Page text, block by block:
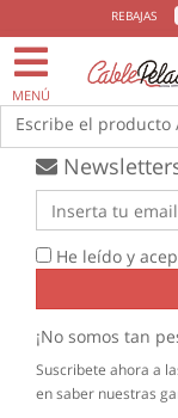
REBAJAS
MENÚ
Escribe el producto
ENVIOS
He leído y
¡No somos tan
Suscribete ahora a
en saber nuestras